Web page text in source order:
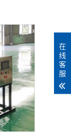
在
线
客
服